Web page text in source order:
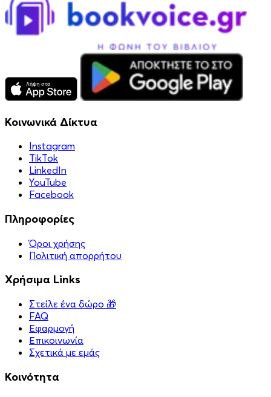
Κοινωνικά Δίκτυα
Instagram
TikTok
LinkedIn
YouTube
Facebook
Πληροφορίες
Όροι χρήσης
Πολιτική απορρήτου
Χρήσιμα Links
Στείλε ένα δώρο 🎁
FAQ
Εφαρμογή
Επικοινωνία
Σχετικά με εμάς
Κοινότητα